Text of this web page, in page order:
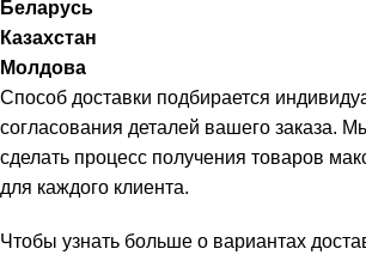
Беларусь
Казахстан
Молдова
Способ доставки подбирается
согласования деталей вашего заказа.
сделать процесс получения товаров
для каждого клиента.
Чтобы узнать больше о вариантах